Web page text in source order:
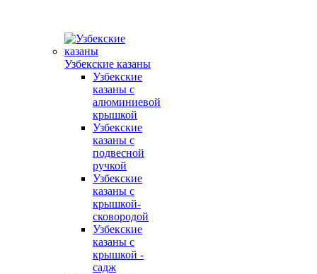
Узбекские казаны
Узбекские
казаны с
алюминиевой
крышкой
Узбекские
казаны с
подвесной
ручкой
Узбекские
казаны с
крышкой-
сковородой
Узбекские
казаны с
крышкой -
садж